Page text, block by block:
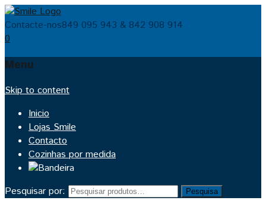
Contacte-nos849 095 943 & 842 908 914
0
Menu
Skip to content
Inicio
Lojas Smile
Contacto
Cozinhas por medida
Pesquisar por: Pesquisa